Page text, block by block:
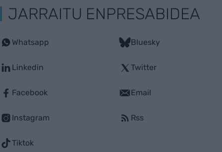
JARRAITU ENPRESABIDEA
Whatsapp
Linkedin
Facebook
Instagram
Tiktok
Bluesky
Twitter
Email
Rss